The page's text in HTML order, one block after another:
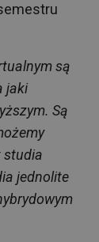
są
jaki
Są
studia
jednolite